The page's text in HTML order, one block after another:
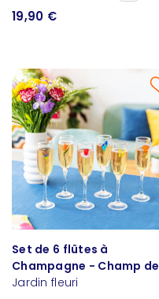
19,90 €
Set de 6 flûtes à
Champagne - Champ de
fleurs
Jardin fleuri